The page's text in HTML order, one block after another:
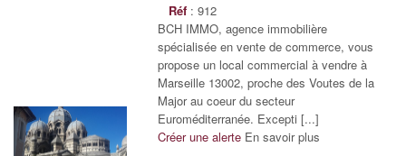
Réf : 912
BCH IMMO, agence immobilière
spécialisée en vente de commerce, vous
propose un local commercial à vendre à
Marseille 13002, proche des Voutes de la
Major au coeur du secteur
Euroméditerranée. Excepti [...]
Créer une alerte En savoir plus